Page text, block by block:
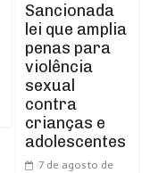
Sancionada
lei que amplia
penas para
violência
sexual
contra
crianças e
adolescentes
7 de agosto de